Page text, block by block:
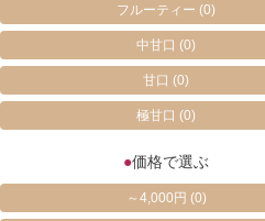
フルーティー(0)
中甘口(0)
甘口(0)
極甘口(0)
●価格で選ぶ
～4,000円 (0)